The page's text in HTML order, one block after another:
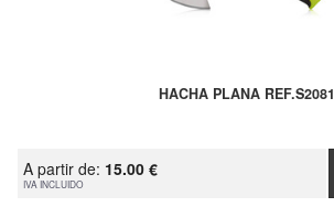
HACHA PLANA REF.S2081
A partir de: 15.00 €
IVA INCLUIDO